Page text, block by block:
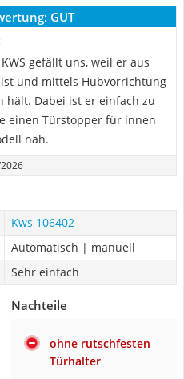
GUT
gefällt uns, weil er aus
und mittels Hubvorrichtung
hält. Dabei ist er einfach zu
einen Türstopper für innen
nah.
Kws 106402
Automatisch | manuell
Sehr einfach
Nachteile
ohne rutschfesten
Türhalter